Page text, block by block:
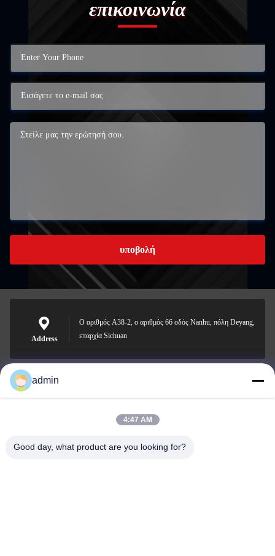
επικοινωνία
υποβολή
Address
Ο αριθμός A38-2, ο αριθμός 66 οδός Nanhu, πόλη Deyang,
επαρχία Sichuan
Nero@enlaibio.com
admin
4:47 AM
Good day, what product are you looking for?